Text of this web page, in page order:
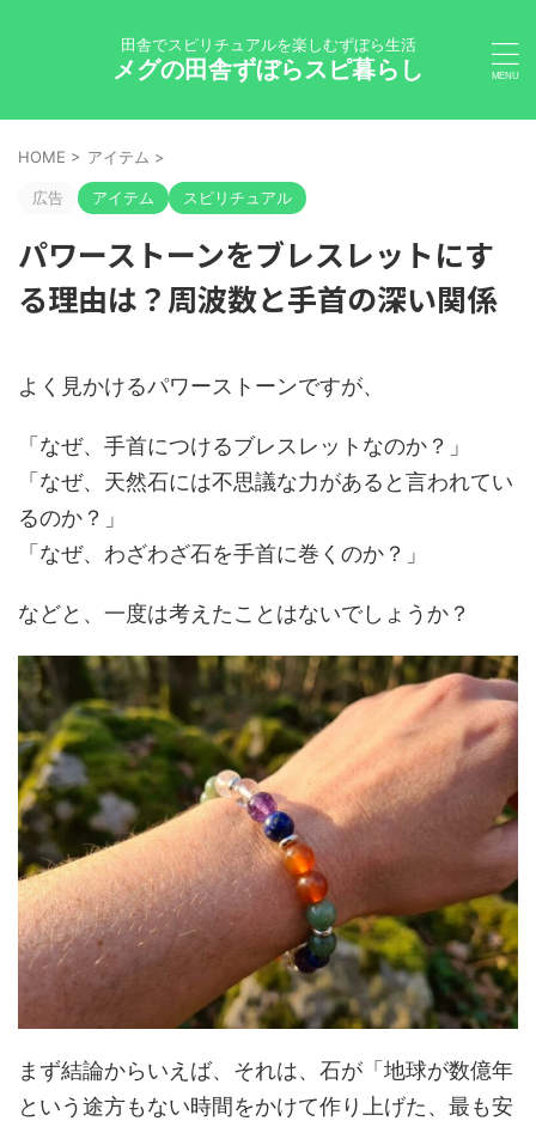
田舎でスピリチュアルを楽しむずぼら生活
メグの田舎ずぼらスピ暮らし
HOME > アイテム >
広告 アイテム スピリチュアル
パワーストーンをブレスレットにす
る理由は？周波数と手首の深い関係
よく見かけるパワーストーンですが、
「なぜ、手首につけるブレスレットなのか？」
「なぜ、天然石には不思議な力があると言われてい
るのか？」
「なぜ、わざわざ石を手首に巻くのか？」
などと、一度は考えたことはないでしょうか？
まず結論からいえば、それは、石が「地球が数億年
という途方もない時間をかけて作り上げた、最も安